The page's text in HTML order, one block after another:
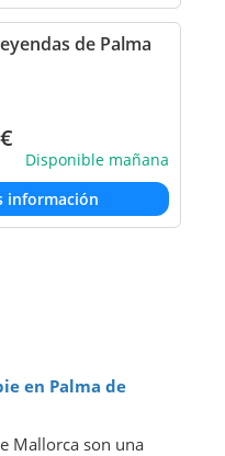
de Palma
€
Disponible mañana
información
en Palma de
Mallorca son una